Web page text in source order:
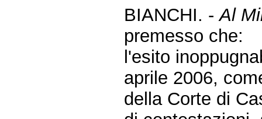
BIANCHI. -Al
premesso che:
l'esito
aprile 2006,
della Corte di